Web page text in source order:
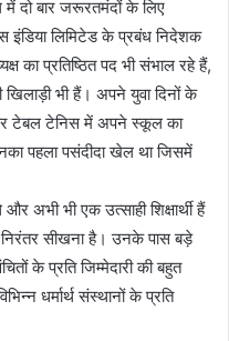
में दो बार जरूरतमंदों के लिए
इंडिया लिमिटेड के प्रबंध निदेशक
का प्रतिष्ठित पद भी संभाल रहे हैं,
खिलाड़ी भी हैं। अपने युवा दिनों के
टेबल टेनिस में अपने स्कूल का
पहला पसंदीदा खेल था जिसमें
अभी भी एक उत्साही शिक्षार्थी हैं
निरंतर सीखना है। उनके पास बड़े
के प्रति जिम्मेदारी की बहुत
धर्मार्थ संस्थानों के प्रति